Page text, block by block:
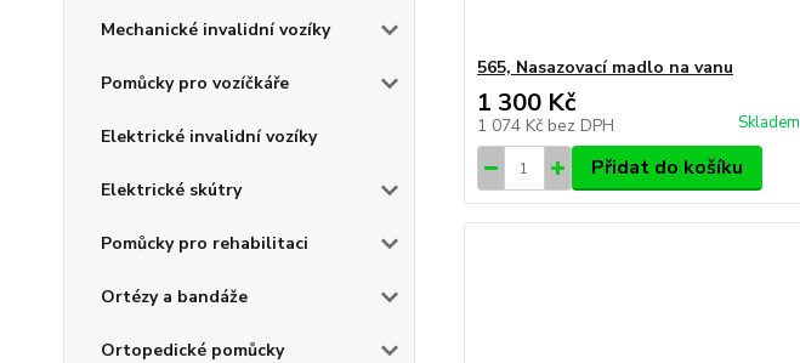
Mechanické invalidní vozíky
Pomůcky pro vozíčkáře
Elektrické invalidní vozíky
Elektrické skútry
Pomůcky pro rehabilitaci
Ortézy a bandáže
Ortopedické pomůcky
565, Nasazovací madlo na vanu
1 300 Kč
1 074 Kč bez DPH Skladem
Přidat do košíku